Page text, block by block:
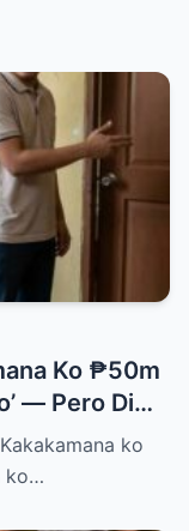
Ko ₱50m
— Pero Di
ko
ko…